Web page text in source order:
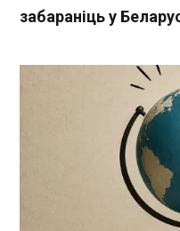
забараніць у